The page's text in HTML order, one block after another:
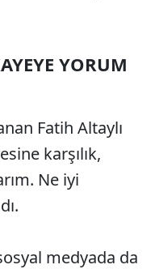
YORUM
Fatih Altaylı
karşılık,
Ne iyi
medyada da